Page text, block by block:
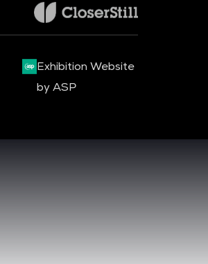
Exhibition Website
by ASP